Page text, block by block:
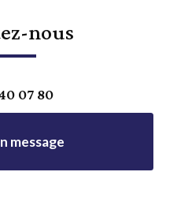
nous
07 80
message